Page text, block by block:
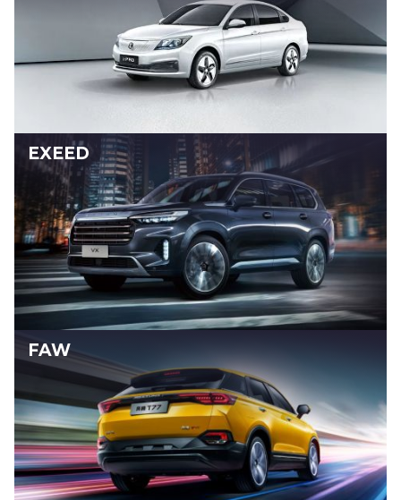
EXEED
FAW